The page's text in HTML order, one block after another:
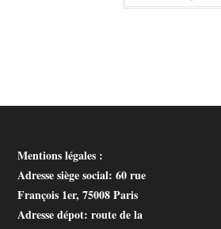
15,00 €.
Mentions légales :
Adresse siège social: 60 rue
François 1er, 75008 Paris
Adresse dépot: route de la